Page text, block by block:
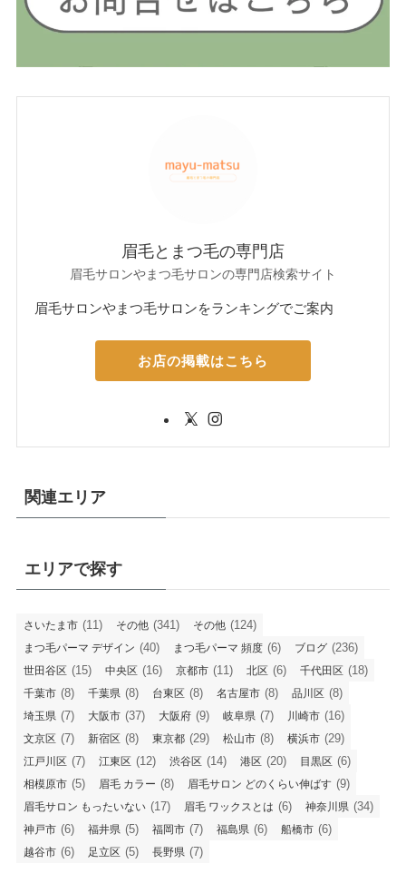
眉毛とまつ毛の専門店
眉毛サロンやまつ毛サロンの専門店検索サイト
眉毛サロンやまつ毛サロンをランキングでご案内
お店の掲載はこちら
関連エリア
エリアで探す
さいたま市 (11) その他 (341) その他 (124)
まつ毛パーマ デザイン (40) まつ毛パーマ 頻度 (6) ブログ (236)
世田谷区 (15) 中央区 (16) 京都市 (11) 北区 (6) 千代田区 (18)
千葉市 (8) 千葉県 (8) 台東区 (8) 名古屋市 (8) 品川区 (8)
埼玉県 (7) 大阪市 (37) 大阪府 (9) 岐阜県 (7) 川崎市 (16)
文京区 (7) 新宿区 (8) 東京都 (29) 松山市 (8) 横浜市 (29)
江戸川区 (7) 江東区 (12) 渋谷区 (14) 港区 (20) 目黒区 (6)
相模原市 (5) 眉毛 カラー (8) 眉毛サロン どのくらい伸ばす (9)
眉毛サロン もったいない (17) 眉毛 ワックスとは (6) 神奈川県 (34)
神戸市 (6) 福井県 (5) 福岡市 (7) 福島県 (6) 船橋市 (6)
越谷市 (6) 足立区 (5) 長野県 (7)